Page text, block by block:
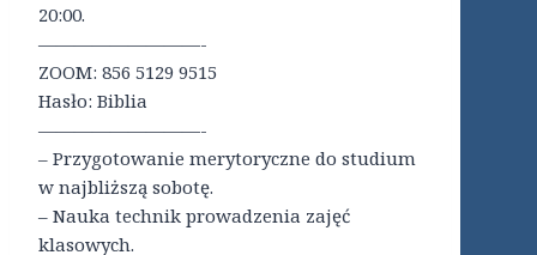
20:00.
—————————-
ZOOM: 856 5129 9515
Hasło: Biblia
—————————-
– Przygotowanie merytoryczne do studium
w najbliższą sobotę.
– Nauka technik prowadzenia zajęć
klasowych.